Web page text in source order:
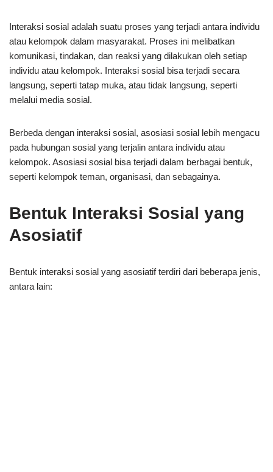
Interaksi sosial adalah suatu proses yang terjadi antara individu
atau kelompok dalam masyarakat. Proses ini melibatkan
komunikasi, tindakan, dan reaksi yang dilakukan oleh setiap
individu atau kelompok. Interaksi sosial bisa terjadi secara
langsung, seperti tatap muka, atau tidak langsung, seperti
melalui media sosial.
Berbeda dengan interaksi sosial, asosiasi sosial lebih mengacu
pada hubungan sosial yang terjalin antara individu atau
kelompok. Asosiasi sosial bisa terjadi dalam berbagai bentuk,
seperti kelompok teman, organisasi, dan sebagainya.
Bentuk Interaksi Sosial yang
Asosiatif
Bentuk interaksi sosial yang asosiatif terdiri dari beberapa jenis,
antara lain: